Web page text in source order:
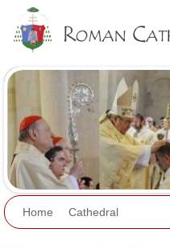
Home Cathedral